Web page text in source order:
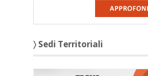
〉 Sedi Territoriali